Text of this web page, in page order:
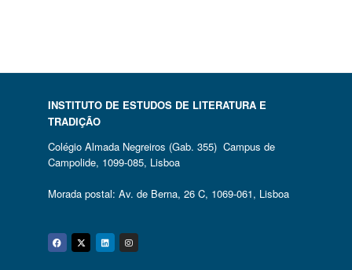
INSTITUTO DE ESTUDOS DE LITERATURA E
TRADIÇÃO
Colégio Almada Negreiros (Gab. 355) Campus de
Campolide, 1099-085, Lisboa
Morada postal: Av. de Berna, 26 C, 1069-061, Lisboa
Facebook
Twitter
Linkedin
Instagram